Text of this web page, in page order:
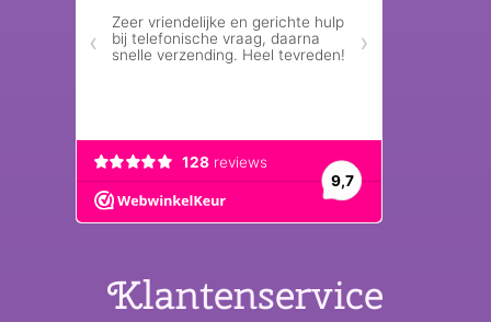
Klantenservice